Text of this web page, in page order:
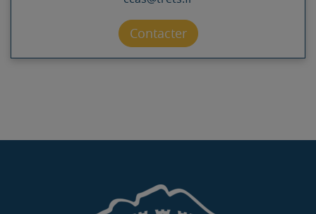
Contacter par mail
Contacter